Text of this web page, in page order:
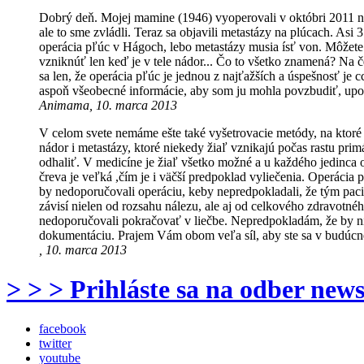
Dobrý deň. Mojej mamine (1946) vyoperovali v októbri 2011
ale to sme zvládli. Teraz sa objavili metastázy na plúcach.
operácia pľúc v Hágoch, lebo metastázy musia ísť von.
vzniknúť len keď je v tele nádor... Čo to všetko znamená? Na
sa len, že operácia pľúc je jednou z najťažších a úspešnosť je
aspoň všeobecné informácie, aby som ju mohla povzbudiť,
Animama, 10. marca 2013
V celom svete nemáme ešte také vyšetrovacie metódy, na
nádor i metastázy, ktoré niekedy žiaľ vznikajú počas rastu
odhaliť. V medicíne je žiaľ všetko možné a u každého jedinca
čreva je veľká ,čím je i väčší predpoklad vyliečenia.
by nedoporučovali operáciu, keby nepredpokladali, že tým
závisí nielen od rozsahu nálezu, ale aj od celkového
nedoporučovali pokračovať v liečbe. Nepredpokladám, že by
dokumentáciu. Prajem Vám obom veľa síl, aby ste sa v
, 10. marca 2013
> > > Prihláste sa na odber
facebook
twitter
youtube